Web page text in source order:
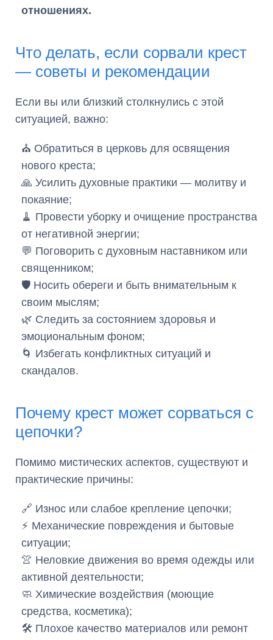
отношениях.
Что делать, если сорвали крест
— советы и рекомендации
Если вы или близкий столкнулись с этой
ситуацией, важно:
⛪ Обратиться в церковь для освящения
нового креста;
🙏 Усилить духовные практики — молитву и
покаяние;
🧹 Провести уборку и очищение пространства
от негативной энергии;
💬 Поговорить с духовным наставником или
священником;
🛡 Носить обереги и быть внимательным к
своим мыслям;
🌿 Следить за состоянием здоровья и
эмоциональным фоном;
🌀 Избегать конфликтных ситуаций и
скандалов.
Почему крест может сорваться с
цепочки?
Помимо мистических аспектов, существуют и
практические причины:
🔗 Износ или слабое крепление цепочки;
⚡ Механические повреждения и бытовые
ситуации;
👚 Неловкие движения во время одежды или
активной деятельности;
🧼 Химические воздействия (моющие
средства, косметика);
🛠 Плохое качество материалов или ремонт